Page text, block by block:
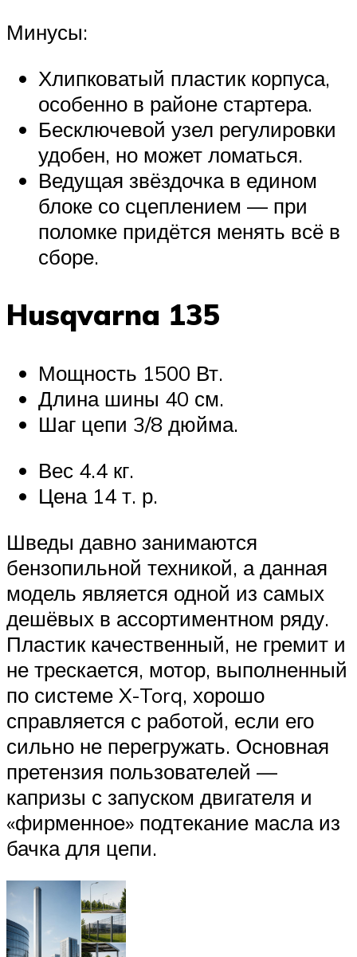
Минусы:
Хлипковатый пластик корпуса,
особенно в районе стартера.
Бесключевой узел регулировки
удобен, но может ломаться.
Ведущая звёздочка в едином
блоке со сцеплением — при
поломке придётся менять всё в
сборе.
Husqvarna 135
Мощность 1500 Вт.
Длина шины 40 см.
Шаг цепи 3/8 дюйма.
Вес 4.4 кг.
Цена 14 т. р.
Шведы давно занимаются
бензопильной техникой, а данная
модель является одной из самых
дешёвых в ассортиментном ряду.
Пластик качественный, не гремит и
не трескается, мотор, выполненный
по системе X-Torq, хорошо
справляется с работой, если его
сильно не перегружать. Основная
претензия пользователей —
капризы с запуском двигателя и
«фирменное» подтекание масла из
бачка для цепи.